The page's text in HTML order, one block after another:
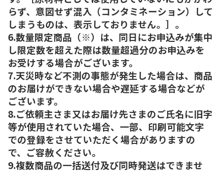
らず、意図せず混入（コンタミネーション）して
しまうものは、表示しておりません。］。
6.数量限定商品（※）は、同日にお申込みが集中
し限定数を超えた際は数量超過分のお申込みを
お受けする場合がございます。
7.天災時など不測の事態が発生した場合は、商品
のお届けができない場合や遅延する場合などが
ございます。
8.ご依頼主さま又はお届け先さまのご氏名に旧字
等が使用されていた場合、一部、印刷可能文字
での登録をさせていただく場合がありますの
で、ご容赦ください。
9.複数商品の一括送付及び同時発送はできませ